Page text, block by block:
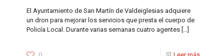
El Ayuntamiento de San Martín de Valdeiglesias adquiere
un dron para mejorar los servicios que presta el cuerpo de
Policía Local. Durante varias semanas cuatro agentes […]
0 Leer más